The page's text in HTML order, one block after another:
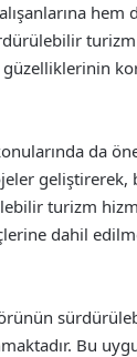
turizm
güzelliklerinin
da
turizm
dahil
Bu